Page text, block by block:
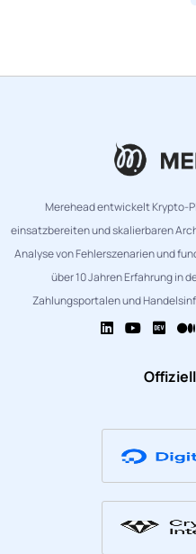
Merehead entwickelt Krypto-
einsatzbereiten und skalierbaren
Analyse von Fehlerszenarien und
über 10 Jahren Erfahrung in
Zahlungsportalen und